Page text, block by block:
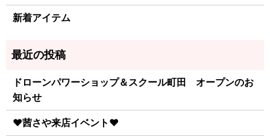
新着アイテム
ドローンパワーショップ＆スクール町田 オープンのお
知らせ
♥茜さや来店イベント♥